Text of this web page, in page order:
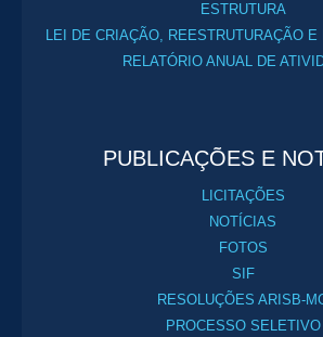
ESTRUTURA
LEI DE CRIAÇÃO, REESTRUTURAÇÃO
RELATÓRIO ANUAL DE
PUBLICAÇÕES E
LICITAÇÕES
NOTÍCIAS
FOTOS
SIF
RESOLUÇÕES ARISB-
PROCESSO SELETIVO